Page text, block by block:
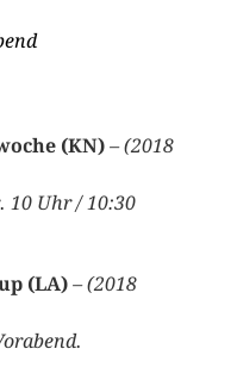
(KN) – (2018
10 Uhr / 10:30
(LA)– (2018